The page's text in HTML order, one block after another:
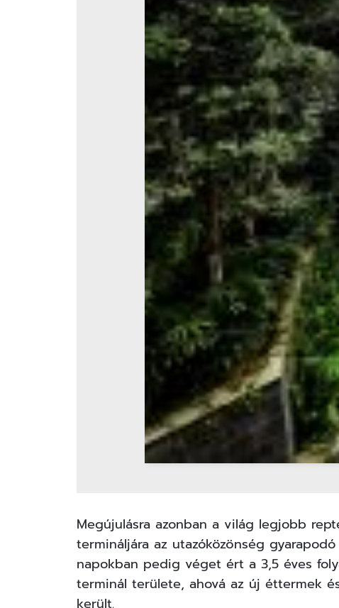
Megújulásra azonban a világ legjobb
termináljára az utazóközönség
napokban pedig véget ért a 3,5 éves
terminál területe, ahová az új éttermek
került.